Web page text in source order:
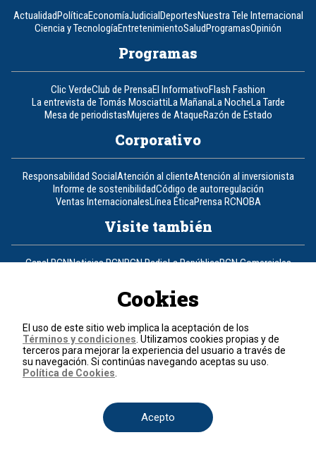
ActualidadPolíticaEconomíaJudicialDeportesNuestra Tele Internacional
Ciencia y TecnologíaEntretenimientoSaludProgramasOpinión
Programas
Clic VerdeClub de PrensaEl InformativoFlash Fashion
La entrevista de Tomás MosciattiLa MañanaLa NocheLa Tarde
Mesa de periodistasMujeres de AtaqueRazón de Estado
Corporativo
Responsabilidad SocialAtención al clienteAtención al inversionista
Informe de sostenibilidadCódigo de autorregulación
Ventas InternacionalesLínea ÉticaPrensa RCNOBA
Visite también
Canal RCNNoticias RCNRCN RadioLa RepúblicaRCN Comerciales
Un producto de RCN Televisión
Contáctenos
Teléfono+57 (601) 426 92 92
Términos y condiciones
© 2026, RCN Medios.
Cookies
El uso de este sitio web implica la aceptación de los
Términos y condiciones . Utilizamos cookies propias y de
terceros para mejorar la experiencia del usuario a través de
su navegación. Si continúas navegando aceptas su uso.
Política de Cookies
Acepto